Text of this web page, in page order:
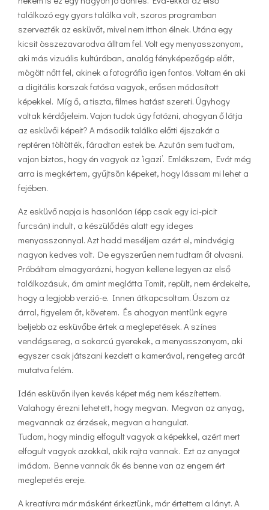
találkozó egy gyors találka volt, szoros programban
szervezték az esküvőt, mivel nem itthon élnek. Utána egy
kicsit összezavarodva álltam fel. Volt egy menyasszonyom,
aki más vizuális kultúrában, analóg fényképezőgép előtt,
mögött nőtt fel, akinek a fotográfia igen fontos. Voltam én aki
a digitális korszak fotósa vagyok, erősen módosított
képekkel. Míg ő, a tiszta, filmes hatást szereti. Úgyhogy
voltak kérdőjeleim. Vajon tudok úgy fotózni, ahogyan ő látja
az esküvői képeit? A második találka előtti éjszakát a
reptéren töltötték, fáradtan estek be. Azután sem tudtam,
vajon biztos, hogy én vagyok az ‘igazi’. Emlékszem, Evát még
arra is megkértem, gyűjtsön képeket, hogy lássam mi lehet a
fejében.
Az esküvő napja is hasonlóan (épp csak egy ici-picit
furcsán) indult, a készülődés alatt egy ideges
menyasszonnyal. Azt hadd meséljem azért el, mindvégig
nagyon kedves volt. De egyszerűen nem tudtam őt olvasni.
Próbáltam elmagyarázni, hogyan kellene legyen az első
találkozásuk, ám amint meglátta Tomit, repült, nem érdekelte,
hogy a legjobb verzió-e. Innen átkapcsoltam. Úszom az
árral, figyelem őt, követem. És ahogyan mentünk egyre
beljebb az esküvőbe értek a meglepetések. A színes
vendégsereg, a sokarcú gyerekek, a menyasszonyom, aki
egyszer csak játszani kezdett a kamerával, rengeteg arcát
mutatva felém.
Idén esküvőn ilyen kevés képet még nem készítettem.
Valahogy érezni lehetett, hogy megvan. Megvan az anyag,
megvannak az érzések, megvan a hangulat.
Tudom, hogy mindig elfogult vagyok a képekkel, azért mert
elfogult vagyok azokkal, akik rajta vannak. Ezt az anyagot
imádom. Benne vannak ők és benne van az engem ért
meglepetés ereje.
A kreatívra már másként érkeztünk, már értettem a lányt. A